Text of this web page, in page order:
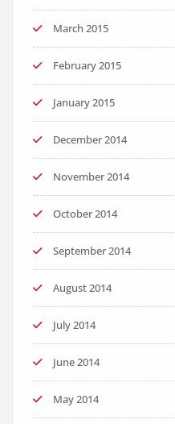
March 2015
February 2015
January 2015
December 2014
November 2014
October 2014
September 2014
August 2014
July 2014
June 2014
May 2014